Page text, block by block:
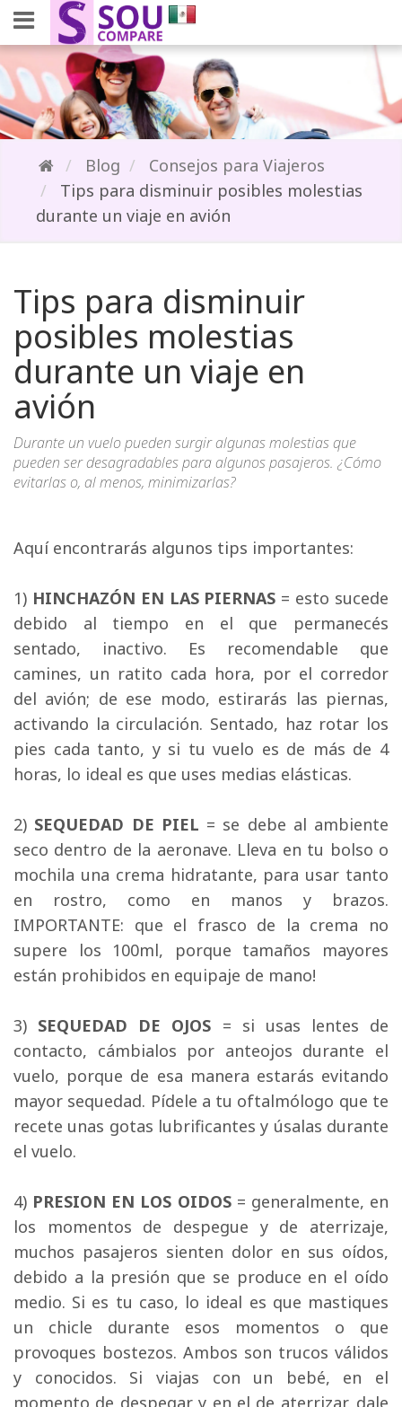
Blog
Consejos para Viajeros
Tips para disminuir posibles molestias
durante un viaje en avión
Tips para disminuir
posibles molestias
durante un viaje en
avión
Durante un vuelo pueden surgir algunas molestias que
pueden ser desagradables para algunos pasajeros. ¿Cómo
evitarlas o, al menos, minimizarlas?
Aquí encontrarás algunos tips importantes:
1) HINCHAZÓN EN LAS PIERNAS = esto sucede
debido al tiempo en el que permanecés
sentado, inactivo. Es recomendable que
camines, un ratito cada hora, por el corredor
del avión; de ese modo, estirarás las piernas,
activando la circulación. Sentado, haz rotar los
pies cada tanto, y si tu vuelo es de más de 4
horas, lo ideal es que uses medias elásticas.
2) SEQUEDAD DE PIEL = se debe al ambiente
seco dentro de la aeronave. Lleva en tu bolso o
mochila una crema hidratante, para usar tanto
en rostro, como en manos y brazos.
IMPORTANTE: que el frasco de la crema no
supere los 100ml, porque tamaños mayores
están prohibidos en equipaje de mano!
3) SEQUEDAD DE OJOS = si usas lentes de
contacto, cámbialos por anteojos durante el
vuelo, porque de esa manera estarás evitando
mayor sequedad. Pídele a tu oftalmólogo que te
recete unas gotas lubrificantes y úsalas durante
el vuelo.
4) PRESION EN LOS OIDOS = generalmente, en
los momentos de despegue y de aterrizaje,
muchos pasajeros sienten dolor en sus oídos,
debido a la presión que se produce en el oído
medio. Si es tu caso, lo ideal es que mastiques
un chicle durante esos momentos o que
provoques bostezos. Ambos son trucos válidos
y conocidos. Si viajas con un bebé, en el
momento de despegar y en el de aterrizar, dale